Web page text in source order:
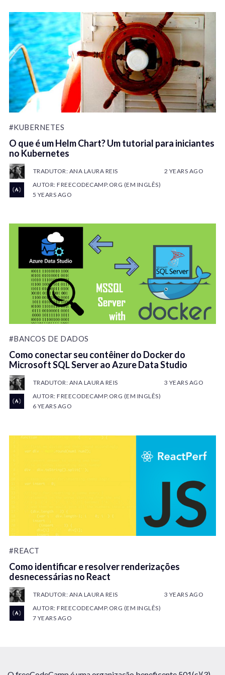
#KUBERNETES
O que é um Helm Chart? Um tutorial para iniciantes
no Kubernetes
TRADUTOR: ANA LAURA REIS
2 YEARS AGO
AUTOR: FREECODECAMP.ORG (EM INGLÊS)
5 YEARS AGO
#BANCOS DE DADOS
Como conectar seu contêiner do Docker do
Microsoft SQL Server ao Azure Data Studio
TRADUTOR: ANA LAURA REIS
3 YEARS AGO
AUTOR: FREECODECAMP.ORG (EM INGLÊS)
6 YEARS AGO
#REACT
Como identificar e resolver renderizações
desnecessárias no React
TRADUTOR: ANA LAURA REIS
3 YEARS AGO
AUTOR: FREECODECAMP.ORG (EM INGLÊS)
7 YEARS AGO